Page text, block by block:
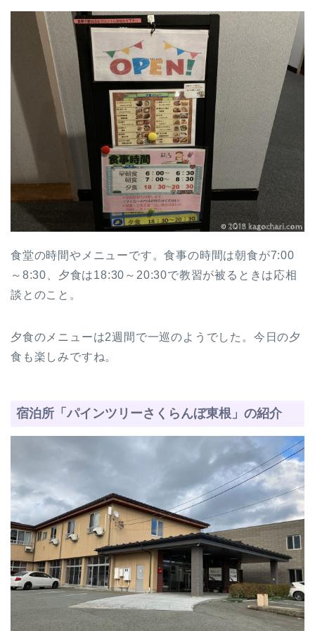
食堂の時間やメニューです。食事の時間は朝食が7:00
～8:30、夕食は18:30～20:30で教習が被るときは応相
談とのこと。
夕食のメニューは2週間で一巡のようでした。今日の夕
食も楽しみですね。
宿泊所「パインツリーさくらんぼ東根」の紹介